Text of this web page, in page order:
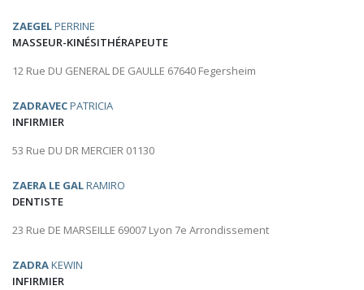
ZAEGELPERRINE
MASSEUR-KINÉSITHÉRAPEUTE
12 Rue DU GENERAL DE GAULLE 67640 Fegersheim
ZADRAVECPATRICIA
INFIRMIER
53 Rue DU DR MERCIER 01130
ZAERA LE GALRAMIRO
DENTISTE
23 Rue DE MARSEILLE 69007 Lyon 7e Arrondissement
ZADRAKEWIN
INFIRMIER